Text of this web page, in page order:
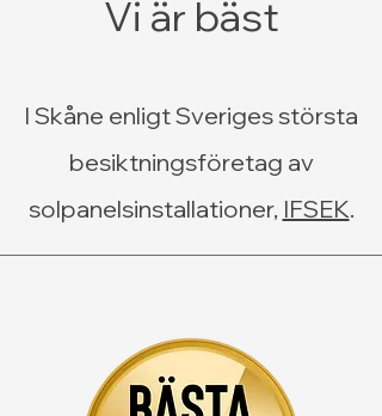
Vi är bäst
I Skåne enligt Sveriges största
besiktningsföretag av
solpanelsinstallationer, IFSEK.